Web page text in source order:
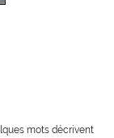
mots décrivent